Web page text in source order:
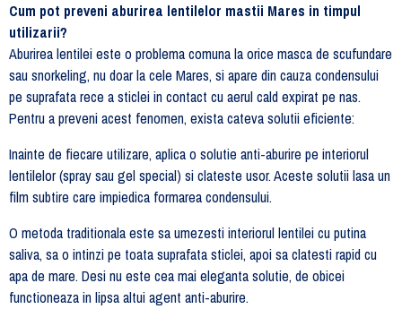
Cum pot preveni aburirea lentilelor mastii Mares in timpul
utilizarii?
Aburirea lentilei este o problema comuna la orice masca de scufundare
sau snorkeling, nu doar la cele Mares, si apare din cauza condensului
pe suprafata rece a sticlei in contact cu aerul cald expirat pe nas.
Pentru a preveni acest fenomen, exista cateva solutii eficiente:
Inainte de fiecare utilizare, aplica o solutie anti-aburire pe interiorul
lentilelor (spray sau gel special) si clateste usor. Aceste solutii lasa un
film subtire care impiedica formarea condensului.
O metoda traditionala este sa umezesti interiorul lentilei cu putina
saliva, sa o intinzi pe toata suprafata sticlei, apoi sa clatesti rapid cu
apa de mare. Desi nu este cea mai eleganta solutie, de obicei
functioneaza in lipsa altui agent anti-aburire.